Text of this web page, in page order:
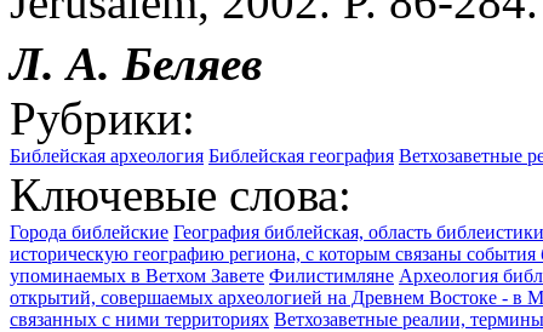
Л. А. Беляев
Рубрики:
Библейская археология Библейская география Ветхозаветные
Ключевые слова:
Города библейские География библейская, область
историческую географию региона, с которым связаны события
упоминаемых в Ветхом Завете Филистимляне Археология
открытий, совершаемых археологией на Древнем Востоке -
связанных с ними территориях Ветхозаветные реалии,